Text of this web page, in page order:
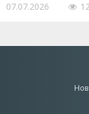
07.07.2026